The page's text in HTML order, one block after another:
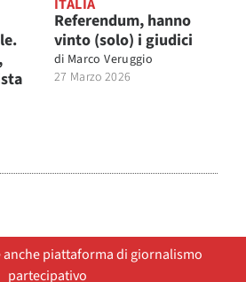
ITALIA
Referendum, hanno
vinto (solo) i giudici
di Marco Veruggio
27 Marzo 2026
anche piattaforma di giornalismo
partecipativo